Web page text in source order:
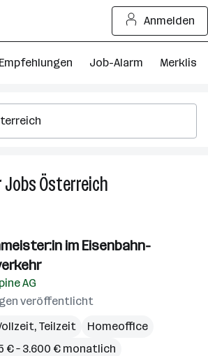
Anmelden
Job-Alarm Merkliste
JobsÖsterreich
Österreich
im Eisenbahn-
AG
veröffentlicht
Teilzeit
Homeoffice
€ – 3.600 € monatlich